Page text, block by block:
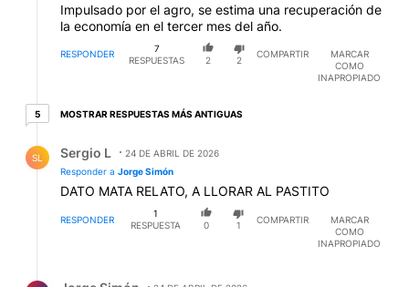
Impulsado por el agro, se estima una recuperación de
la economía en el tercer mes del año.
RESPONDER
7
RESPUESTAS
2 2
COMPARTIR
MARCAR
COMO
INAPROPIADO
55 respuestas más antiguas
MOSTRAR RESPUESTAS MÁS ANTIGUAS
SL Sergio L
24 DE ABRIL DE 2026
Responder a Jorge Simón
DATO MATA RELATO, A LLORAR AL PASTITO
RESPONDER
1
RESPUESTA
0 1
COMPARTIR
MARCAR
COMO
INAPROPIADO